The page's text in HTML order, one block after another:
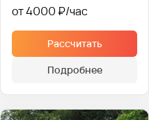
от 4000 ₽
Рассчитать
Подробнее